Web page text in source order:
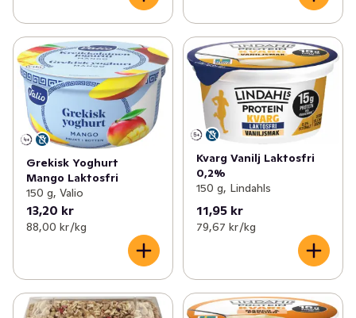
Grekisk Yoghurt
Mango Laktosfri
150 g, Valio
13,20 kr
88,00 kr /kg
Kvarg Vanilj Laktosfri
0,2%
150 g, Lindahls
11,95 kr
79,67 kr /kg